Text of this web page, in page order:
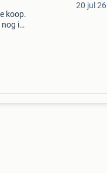
koop.
nog in
20 jul 26